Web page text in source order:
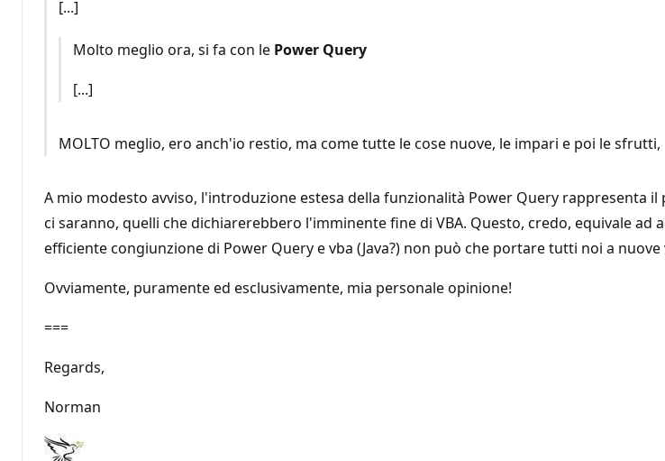
[...]
Molto meglio ora, si fa con le Power Query
[...]
MOLTO meglio, ero anch'io restio, ma come tutte le cose nuove, le impari e poi le sfrutti,
A mio modesto avviso, l'introduzione estesa della funzionalità Power Query rappresenta
ci saranno, quelli che dichiarerebbero l'imminente fine di VBA. Questo, credo, equivale
efficiente congiunzione di Power Query e vba (Java?) non può che portare tutti noi a
Ovviamente, puramente ed esclusivamente, mia personale opinione!
===
Regards,
Norman